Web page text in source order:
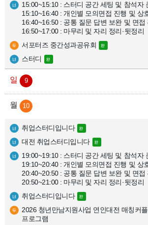
15:00~15:10 : 스터디 공간 세팅 및 참석자
15:10~16:40 : 개인별 모의면접 진행 및 상
16:40~16:50 : 공통 질문 답변 보완 및 면접
16:50~17:00 : 마무리 및 자리 정리·뒷정리
서포터즈 중간성과공유회
스터디
9
10
취업스터디입니다
대전 취업스터디입니다
19:00~19:10 : 스터디 공간 세팅 및 참석자
19:10~20:40 : 개인별 모의면접 진행 및 상
20:40~20:50 : 공통 질문 답변 보완 및 면접
20:50~21:00 : 마무리 및 자리 정리·뒷정리
취업스터디입니다
2026 청년만남지원사업 연인대전 매칭커
프로그램